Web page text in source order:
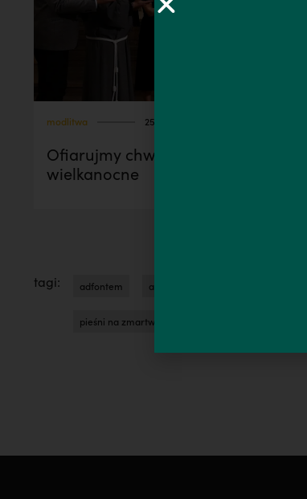
modlitwa 25 kwi, 2025
Ofiarujmy chwałę w wierze | pieśni
wielkanocne
tagi: adfontem alleluja
pieśni na zmartwychwstanie